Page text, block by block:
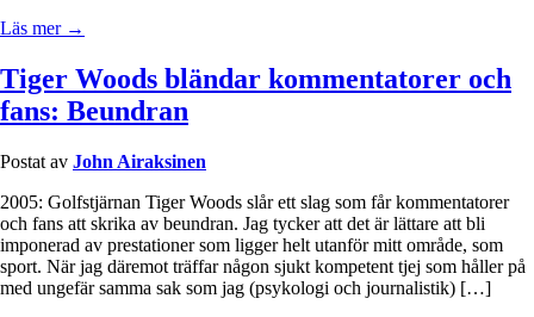
Läs mer →
Tiger Woods bländar kommentatorer och
fans: Beundran
Postat av John Airaksinen
2005: Golfstjärnan Tiger Woods slår ett slag som får kommentatorer
och fans att skrika av beundran. Jag tycker att det är lättare att bli
imponerad av prestationer som ligger helt utanför mitt område, som
sport. När jag däremot träffar någon sjukt kompetent tjej som håller på
med ungefär samma sak som jag (psykologi och journalistik) […]